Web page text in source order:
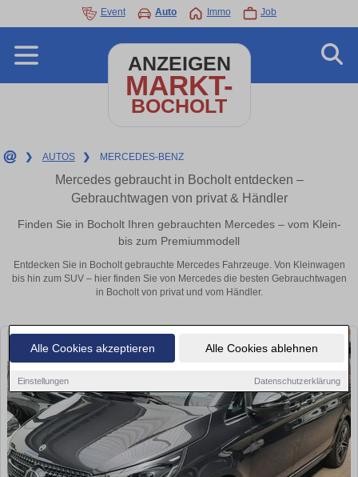
Alle Cookies akzeptieren Alle Cookies ablehnen
Einstellungen Datenschutzerklärung
Event Auto Immo Job
ANZEIGEN
MARKT-
BOCHOLT
❯ AUTOS ❯ MERCEDES-BENZ
Mercedes gebraucht in Bocholt entdecken –
Gebrauchtwagen von privat & Händler
Finden Sie in Bocholt Ihren gebrauchten Mercedes – vom Klein-
bis zum Premiummodell
Entdecken Sie in Bocholt gebrauchte Mercedes Fahrzeuge. Von Kleinwagen
bis hin zum SUV – hier finden Sie von Mercedes die besten Gebrauchtwagen
in Bocholt von privat und vom Händler.